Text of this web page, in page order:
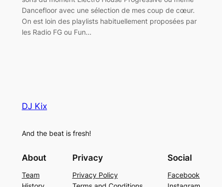
Dancefloor avec une sélection de mes coup de cœur.
On est loin des playlists habituellement proposées par
les Radio FG ou Fun…
DJ Kix
And the beat is fresh!
About
Team
Privacy
Privacy Policy
Social
Facebook